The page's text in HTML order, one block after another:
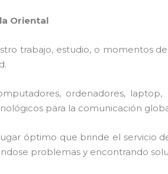
Oriental
trabajo, estudio, o momentos
ordenadores,
para la comunicación
óptimo que brinde el servicio
problemas y encontrando